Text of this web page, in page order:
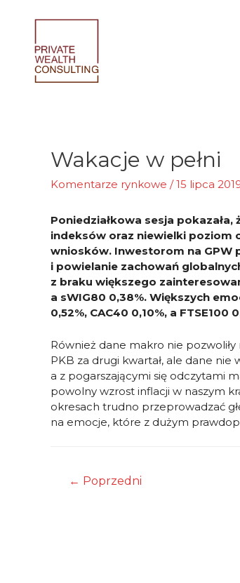
Wakacje w pełni
Komentarze rynkowe /15 lipca
Poniedziałkowa sesja
indeksów oraz niewielki poziom
wniosków. Inwestorom na GPW
i powielanie zachowań
z braku większego
a sWIG80 0,38%. Większych
0,52%, CAC40 0,10%, a FTSE100
Również dane makro nie
PKB za drugi kwartał, ale dane nie
a z pogarszającymi się odczytami
powolny wzrost inflacji w naszym
okresach trudno przeprowadzać
na emocje, które z dużym
Nawigacja
← Poprzedni